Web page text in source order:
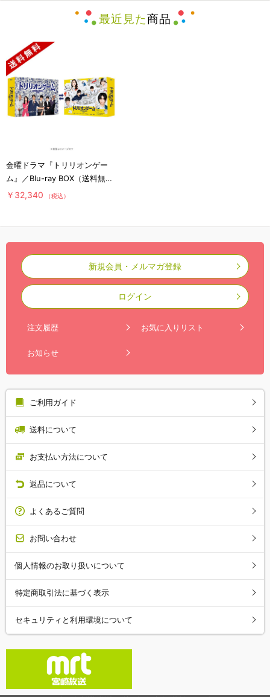
最近見た商品
金曜ドラマ『トリリオンゲー
ム』／Blu-ray BOX（送料無
料・4枚組）
￥32,340 （税込）
新規会員・メルマガ登録
ログイン
注文履歴 お気に入りリスト
お知らせ
ご利用ガイド
送料について
お支払い方法について
返品について
よくあるご質問
お問い合わせ
個人情報のお取り扱いについて
特定商取引法に基づく表示
セキュリティと利用環境について